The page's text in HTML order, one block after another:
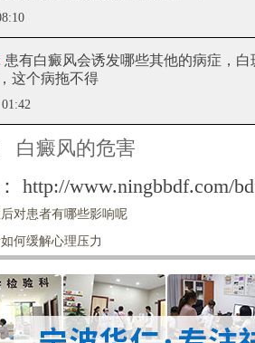
患有白癜风会诱发哪些其他的病症 ，
这个病拖不得
白癜风的危害
http://www.ningbbdf.com/
对患者有哪些影响呢
何缓解心理压力